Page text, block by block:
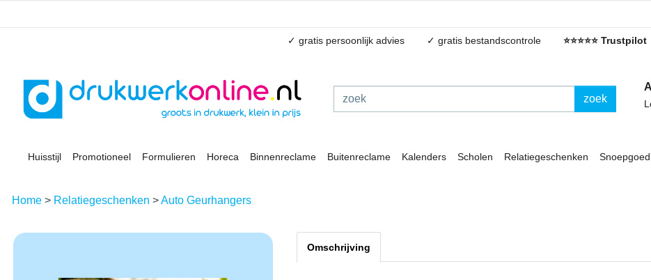
✓ gratis persoonlijk advies ✓ gratis bestandscontrole ⭐⭐⭐⭐⭐ Trustpilot
zoek
Huisstijl Promotioneel Formulieren Horeca Binnenreclame Buitenreclame Kalenders Scholen Relatiegeschenken Snoepgoed
Home > Relatiegeschenken >Auto Geurhangers
Omschrijving